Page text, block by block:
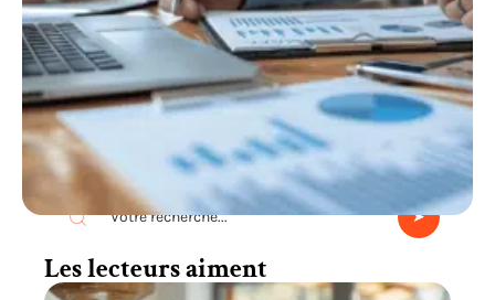
Recherche
Les lecteurs aiment